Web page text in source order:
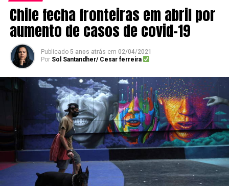
Chile fecha fronteiras em abril por
aumento de casos de covid-19
Publicado 5 anos atrás em 02/04/2021
Por Sol Santandher/ Cesar ferreira